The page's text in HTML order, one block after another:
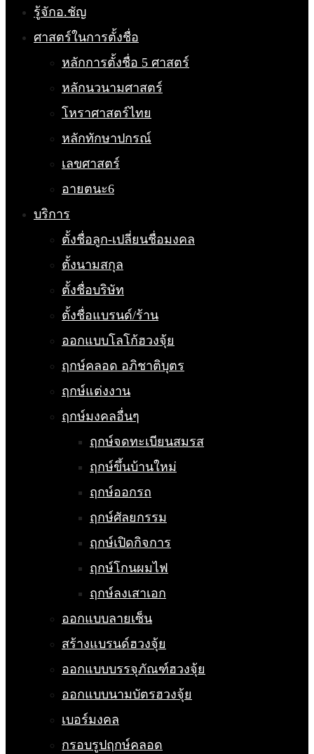
รู้จักอ.ชัญ
ศาสตร์ในการตั้งชื่อ
หลักการตั้งชื่อ 5 ศาสตร์
หลักนวนามศาสตร์
โหราศาสตร์ไทย
หลักทักษาปกรณ์
เลขศาสตร์
อายตนะ6
บริการ
ตั้งชื่อลูก-เปลี่ยนชื่อมงคล
ตั้งนามสกุล
ตั้งชื่อบริษัท
ตั้งชื่อแบรนด์/ร้าน
ออกแบบโลโก้ฮวงจุ้ย
ฤกษ์คลอด อภิชาติบุตร
ฤกษ์แต่งงาน
ฤกษ์มงคลอื่นๆ
ฤกษ์จดทะเบียนสมรส
ฤกษ์ขึ้นบ้านใหม่
ฤกษ์ออกรถ
ฤกษ์ศัลยกรรม
ฤกษ์เปิดกิจการ
ฤกษ์โกนผมไฟ
ฤกษ์ลงเสาเอก
ออกแบบลายเซ็น
สร้างแบรนด์ฮวงจุ้ย
ออกแบบบรรจุภัณฑ์ฮวงจุ้ย
ออกแบบนามบัตรฮวงจุ้ย
เบอร์มงคล
กรอบรูปฤกษ์คลอด